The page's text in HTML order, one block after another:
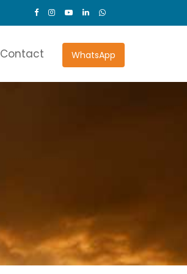
WhatsApp
Contact